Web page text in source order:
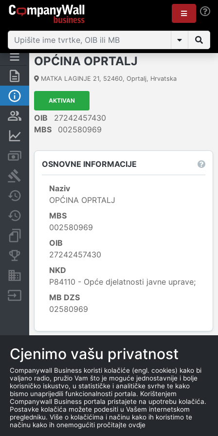
Sažetak
Osobe i vlasništvo
Računi i blokade
Sudske objave
Javne nabavke
Promjene
Konkurentske tvrtke
Nekretnine i imovina
OPĆINA OPRTALJ
MATKA LAGINJE 21, 52460, Oprtalj, Hrvatska
AKTIVAN
OIB
27242457430
MBS
002580969
OSNOVNE INFORMACIJE
Naziv
OPĆINA OPRTALJ
MBS
002580969
OIB
27242457430
NKD
P84110 - Opće djelatnosti javne uprave;
MB DZS
02580969
KONTAKTI
TEL
052644077
052644150
WEB
www.oprtalj.hr
Cjenimo vašu privatnost
Companywall Business koristi kolačiće (engl. cookies) kako bi
valjano radio, pružio Vam što je moguće jednostavnije i bolje
korisničko iskustvo, u statističke i analitičke svrhe te kako
bismo unaprijedili funkcionalnosti portala. Korištenjem
Companywall Business portala pristajete na upotrebu kolačića.
Postavke kolačića možete podesiti u Vašem internetskom
pregledniku. Više o kolačićima i načinu kako ih koristimo te
načinu kako ih onemogućiti pročitajte ovdje